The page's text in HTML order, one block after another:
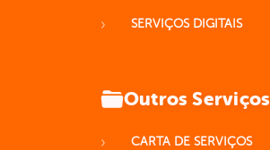
SERVIÇOS DIGITAIS
Outros Serviços
CARTA DE SERVIÇOS